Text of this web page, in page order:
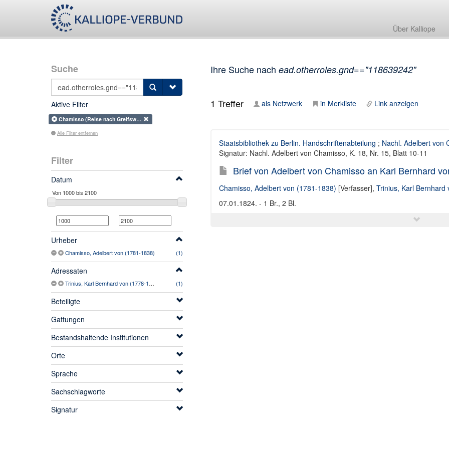
Über Kalliope
Suche
Aktive Filter
Chamisso (Reise nach Greifsw…
Alle Filter entfernen
Filter
Datum
Urheber
Chamisso, Adelbert von (1781-1838) (1)
Adressaten
Trinius, Karl Bernhard von (1778-1844) (1)
Beteiligte
Gattungen
Bestandshaltende Institutionen
Orte
Sprache
Sachschlagworte
Signatur
Ihre Suche nach ead.otherroles.gnd=="118639242"
1 Treffer als Netzwerk in Merkliste Link anzeigen
Staatsbibliothek zu Berlin. Handschriftenabteilung ; Nachl. Adelbert von
Signatur: Nachl. Adelbert von Chamisso, K. 18, Nr. 15, Blatt 10-11
Brief von Adelbert von Chamisso an Karl Bernhard
Chamisso, Adelbert von (1781-1838) [Verfasser], Trinius, Karl Bernhard
07.01.1824. - 1 Br., 2 Bl.